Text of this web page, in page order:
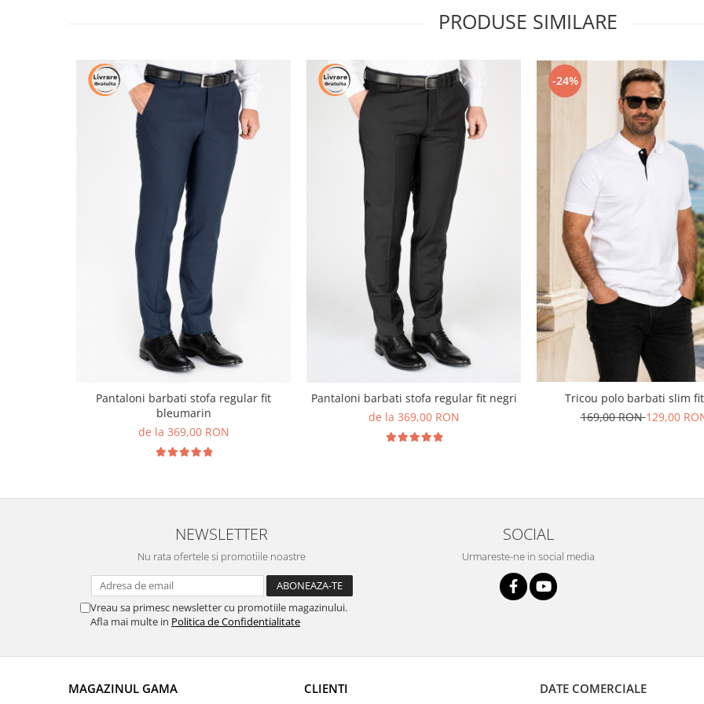
PRODUSE SIMILARE
Pantaloni barbati stofa regular fit
bleumarin
de la 369,00 RON
Pantaloni barbati stofa regular fit negri
de la 369,00 RON
-24%
Tricou polo barbati slim
169,00 RON129,00
NEWSLETTER
Nu rata ofertele si promotiile noastre
Vreau sa primesc newsletter cu promotiile magazinului.
Afla mai multe in Politica de Confidentialitate
SOCIAL
Urmareste-ne in social media
MAGAZINUL GAMA CLIENTI DATE COMERCIALE